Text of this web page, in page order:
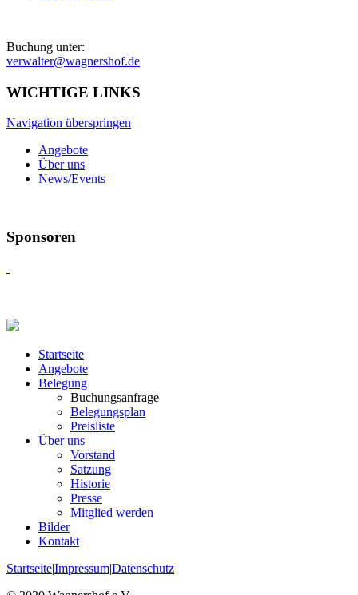
Buchung unter:
verwalter@wagnershof.de
WICHTIGE LINKS
Navigation überspringen
Angebote
Über uns
News/Events
Sponsoren
Startseite
Angebote
Belegung
Buchungsanfrage
Belegungsplan
Preisliste
Über uns
Vorstand
Satzung
Historie
Presse
Mitglied werden
Bilder
Kontakt
Startseite|Impressum|Datenschutz